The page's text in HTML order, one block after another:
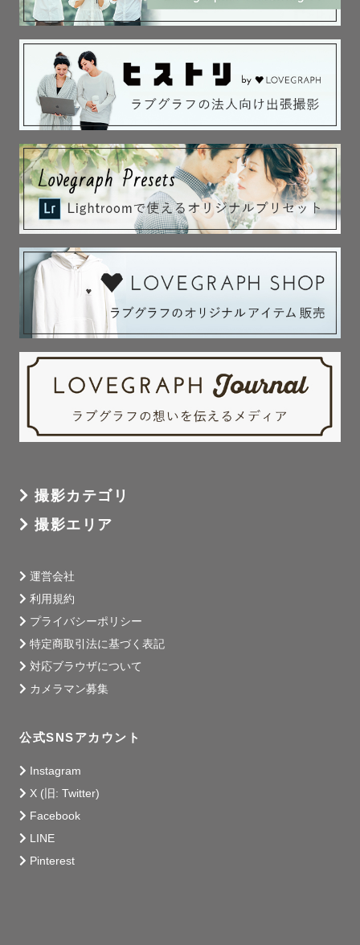
撮影カテゴリ
撮影エリア
運営会社
利用規約
プライバシーポリシー
特定商取引法に基づく表記
対応ブラウザについて
カメラマン募集
公式SNSアカウント
Instagram
X (旧: Twitter)
Facebook
LINE
Pinterest